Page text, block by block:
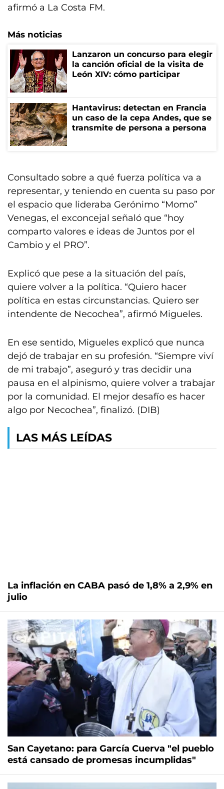
afirmó a La Costa FM.
Más noticias
Lanzaron un concurso para elegir
la canción oficial de la visita de
León XIV: cómo participar
Hantavirus: detectan en Francia
un caso de la cepa Andes, que se
transmite de persona a persona
Consultado sobre a qué fuerza política va a
representar, y teniendo en cuenta su paso por
el espacio que lideraba Gerónimo “Momo”
Venegas, el exconcejal señaló que “hoy
comparto valores e ideas de Juntos por el
Cambio y el PRO”.
Explicó que pese a la situación del país,
quiere volver a la política. “Quiero hacer
política en estas circunstancias. Quiero ser
intendente de Necochea”, afirmó Migueles.
En ese sentido, Migueles explicó que nunca
dejó de trabajar en su profesión. “Siempre viví
de mi trabajo”, aseguró y tras decidir una
pausa en el alpinismo, quiere volver a trabajar
por la comunidad. El mejor desafío es hacer
algo por Necochea”, finalizó. (DIB)
LAS MÁS LEÍDAS
La inflación en CABA pasó de 1,8% a 2,9% en
julio
San Cayetano: para García Cuerva "el pueblo
está cansado de promesas incumplidas"